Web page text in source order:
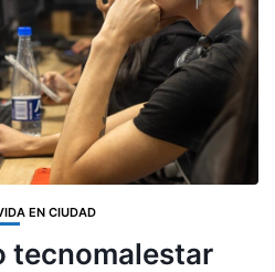
EN CIUDAD
tecnomalestar